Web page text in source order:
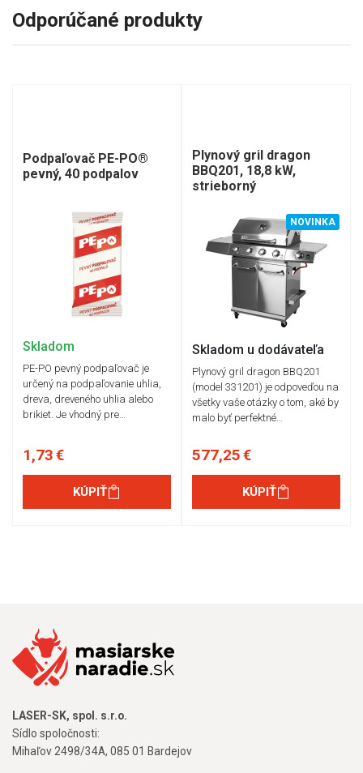
Odporúčané produkty
Podpaľovač PE-PO®
pevný, 40 podpalov
Skladom
PE-PO pevný podpaľovač je
určený na podpaľovanie uhlia,
dreva, dreveného uhlia alebo
brikiet. Je vhodný pre…
1,73 €
KÚPIŤ
Plynový gril dragon
BBQ201, 18,8 kW,
strieborný
NOVINKA
Skladom u dodávateľa
Plynový gril dragon BBQ201
(model 331201) je odpoveďou na
všetky vaše otázky o tom, aké by
malo byť perfektné…
577,25 €
KÚPIŤ
LASER-SK, spol. s.r.o.
Sídlo spoločnosti:
Mihaľov 2498/34A, 085 01 Bardejov